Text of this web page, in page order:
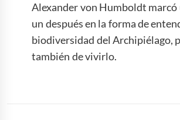
Alexander von Humboldt marcó
un después en la forma de
biodiversidad del Archipiélago,
también de vivirlo.